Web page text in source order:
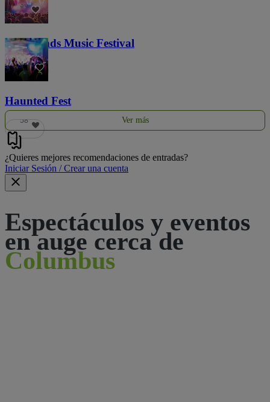
36
Lost Lands Music Festival
121
Haunted Fest
58 Ver más
¿Quieres mejores recomendaciones de entradas?
Iniciar Sesión / Crear una cuenta
Espectáculos y eventos
en auge cerca de
Columbus